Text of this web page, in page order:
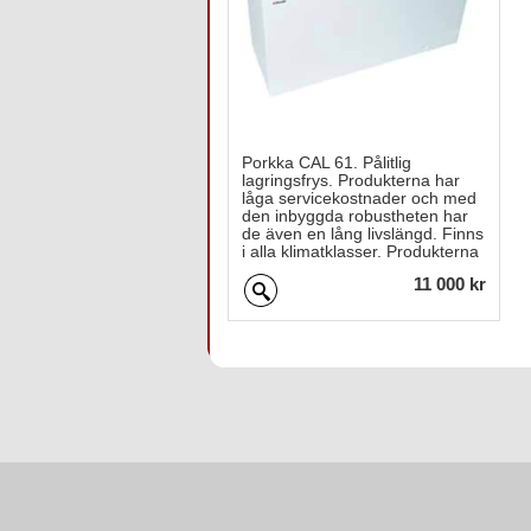
Porkka CAL 61. Pålitlig
lagringsfrys. Produkterna har
låga servicekostnader och med
den inbyggda robustheten har
de även en lång livslängd. Finns
i alla klimatklasser. Produkterna
pulverlackerad vit exteriör och
en aluminiuminteriör med ett
lock.
11 000 kr